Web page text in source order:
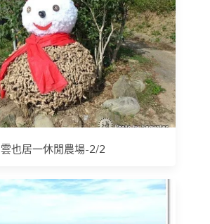
雲也居一休閒農場-2/2